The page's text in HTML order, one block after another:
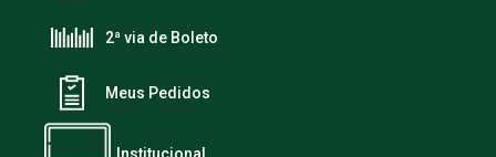
2ª via de Boleto
Meus Pedidos
Institucional